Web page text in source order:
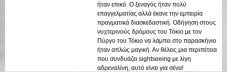
ήταν επικό. Ο ξεναγός ήταν πολύ
επαγγελματίας αλλά έκανε την εμπειρία
πραγματικά διασκεδαστική. Οδήγηση στους
νυχτερινούς δρόμους του Τόκιο με τον
Πύργο του Τόκιο να λάμπει στο παρασκήνιο
ήταν απλώς μαγική. Αν θέλεις μια περιπέτεια
που συνδυάζει sightseeing με λίγη
αδρεναλίνη, αυτό είναι για σένα!